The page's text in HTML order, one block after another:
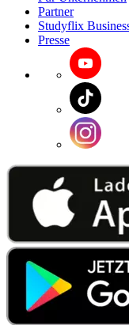
Partner
Studyflix
Presse